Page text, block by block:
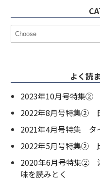
よく読
2023年10月号特集②
2022年8月号特集②
2021年4月号特集 タ
2022年5月号特集②
2020年6月号特集②
味を読みとく